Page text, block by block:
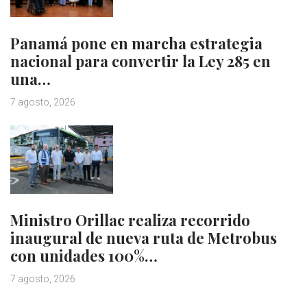
Panamá pone en marcha estrategia
nacional para convertir la Ley 285 en
una…
7 agosto, 2026
Ministro Orillac realiza recorrido
inaugural de nueva ruta de Metrobus
con unidades 100%…
7 agosto, 2026